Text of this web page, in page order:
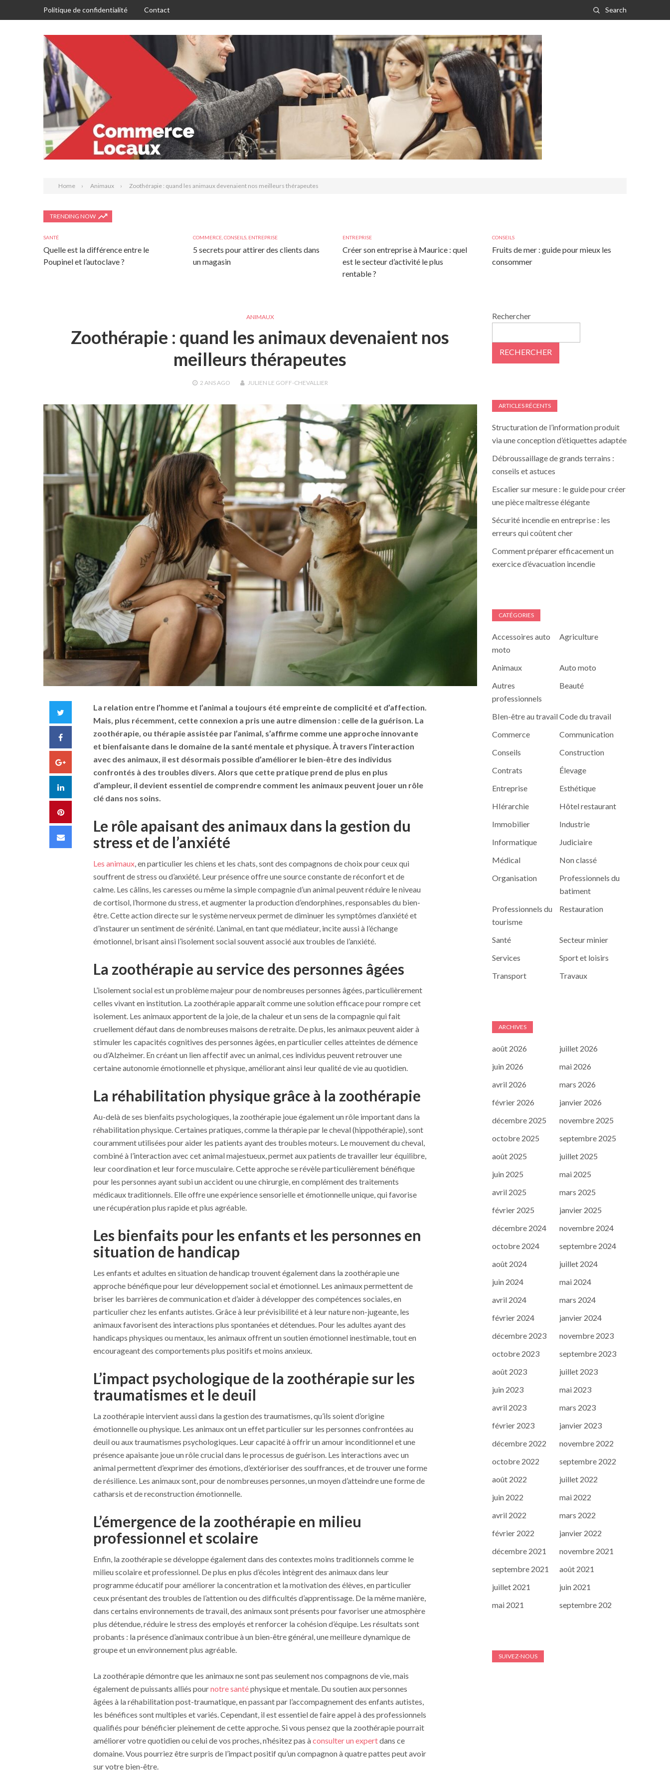
Politique de confidentialité Contact Search
Home Animaux Zoothérapie : quand les animaux devenaient nos meilleurs thérapeutes
TRENDING NOW
SANTÉ
Quelle est la différence entre le
Poupinel et l’autoclave ?
COMMERCE CONSEILS ENTREPRISE
5 secrets pour attirer des clients dans
un magasin
ENTREPRISE
Créer son entreprise à Maurice : quel
est le secteur d’activité le plus
rentable ?
CONSEILS
Fruits de mer : guide pour mieux les
consommer
ANIMAUX
Zoothérapie : quand les animaux devenaient nos
meilleurs thérapeutes
2 ANSAGO JULIEN LE GOFF-CHEVALLIER
Facebook
Google+
LinkedIn
Pinterest
Email
La relation entre l’homme et l’animal a toujours été empreinte de complicité et d’affection.
Mais, plus récemment, cette connexion a pris une autre dimension : celle de la guérison. La
zoothérapie, ou thérapie assistée par l’animal, s’affirme comme une approche innovante
et bienfaisante dans le domaine de la santé mentale et physique. À travers l’interaction
avec des animaux, il est désormais possible d’améliorer le bien-être des individus
confrontés à des troubles divers. Alors que cette pratique prend de plus en plus
d’ampleur, il devient essentiel de comprendre comment les animaux peuvent jouer un rôle
clé dans nos soins.
Le rôle apaisant des animaux dans la gestion du
stress et de l’anxiété
Les animaux, en particulier les chiens et les chats, sont des compagnons de choix pour ceux qui
souffrent de stress ou d’anxiété. Leur présence offre une source constante de réconfort et de
calme. Les câlins, les caresses ou même la simple compagnie d’un animal peuvent réduire le niveau
de cortisol, l’hormone du stress, et augmenter la production d’endorphines, responsables du bien-
être. Cette action directe sur le système nerveux permet de diminuer les symptômes d’anxiété et
d’instaurer un sentiment de sérénité. L’animal, en tant que médiateur, incite aussi à l’échange
émotionnel, brisant ainsi l’isolement social souvent associé aux troubles de l’anxiété.
La zoothérapie au service des personnes âgées
L’isolement social est un problème majeur pour de nombreuses personnes âgées, particulièrement
celles vivant en institution. La zoothérapie apparaît comme une solution efficace pour rompre cet
isolement. Les animaux apportent de la joie, de la chaleur et un sens de la compagnie qui fait
cruellement défaut dans de nombreuses maisons de retraite. De plus, les animaux peuvent aider à
stimuler les capacités cognitives des personnes âgées, en particulier celles atteintes de démence
ou d’Alzheimer. En créant un lien affectif avec un animal, ces individus peuvent retrouver une
certaine autonomie émotionnelle et physique, améliorant ainsi leur qualité de vie au quotidien.
La réhabilitation physique grâce à la zoothérapie
Au-delà de ses bienfaits psychologiques, la zoothérapie joue également un rôle important dans la
réhabilitation physique. Certaines pratiques, comme la thérapie par le cheval (hippothérapie), sont
couramment utilisées pour aider les patients ayant des troubles moteurs. Le mouvement du cheval,
combiné à l’interaction avec cet animal majestueux, permet aux patients de travailler leur équilibre,
leur coordination et leur force musculaire. Cette approche se révèle particulièrement bénéfique
pour les personnes ayant subi un accident ou une chirurgie, en complément des traitements
médicaux traditionnels. Elle offre une expérience sensorielle et émotionnelle unique, qui favorise
une récupération plus rapide et plus agréable.
Les bienfaits pour les enfants et les personnes en
situation de handicap
Les enfants et adultes en situation de handicap trouvent également dans la zoothérapie une
approche bénéfique pour leur développement social et émotionnel. Les animaux permettent de
briser les barrières de communication et d’aider à développer des compétences sociales, en
particulier chez les enfants autistes. Grâce à leur prévisibilité et à leur nature non-jugeante, les
animaux favorisent des interactions plus spontanées et détendues. Pour les adultes ayant des
handicaps physiques ou mentaux, les animaux offrent un soutien émotionnel inestimable, tout en
encourageant des comportements plus positifs et moins anxieux.
L’impact psychologique de la zoothérapie sur les
traumatismes et le deuil
La zoothérapie intervient aussi dans la gestion des traumatismes, qu’ils soient d’origine
émotionnelle ou physique. Les animaux ont un effet particulier sur les personnes confrontées au
deuil ou aux traumatismes psychologiques. Leur capacité à offrir un amour inconditionnel et une
présence apaisante joue un rôle crucial dans le processus de guérison. Les interactions avec un
animal permettent d’exprimer des émotions, d’extérioriser des souffrances, et de trouver une forme
de résilience. Les animaux sont, pour de nombreuses personnes, un moyen d’atteindre une forme de
catharsis et de reconstruction émotionnelle.
L’émergence de la zoothérapie en milieu
professionnel et scolaire
Enfin, la zoothérapie se développe également dans des contextes moins traditionnels comme le
milieu scolaire et professionnel. De plus en plus d’écoles intègrent des animaux dans leur
programme éducatif pour améliorer la concentration et la motivation des élèves, en particulier
ceux présentant des troubles de l’attention ou des difficultés d’apprentissage. De la même manière,
dans certains environnements de travail, des animaux sont présents pour favoriser une atmosphère
plus détendue, réduire le stress des employés et renforcer la cohésion d’équipe. Les résultats sont
probants : la présence d’animaux contribue à un bien-être général, une meilleure dynamique de
groupe et un environnement plus agréable.
La zoothérapie démontre que les animaux ne sont pas seulement nos compagnons de vie, mais
également de puissants alliés pournotre santéphysique et mentale. Du soutien aux personnes
âgées à la réhabilitation post-traumatique, en passant par l’accompagnement des enfants autistes,
les bénéfices sont multiples et variés. Cependant, il est essentiel de faire appel à des professionnels
qualifiés pour bénéficier pleinement de cette approche. Si vous pensez que la zoothérapie pourrait
améliorer votre quotidien ou celui de vos proches, n’hésitez pas àconsulter un expertdans ce
domaine. Vous pourriez être surpris de l’impact positif qu’un compagnon à quatre pattes peut avoir
sur votre bien-être.
Rechercher
RECHERCHER
ARTICLES RÉCENTS
Structuration de l’information produit
via une conception d’étiquettes adaptée
Débroussaillage de grands terrains :
conseils et astuces
Escalier sur mesure : le guide pour créer
une pièce maîtresse élégante
Sécurité incendie en entreprise : les
erreurs qui coûtent cher
Comment préparer efficacement un
exercice d’évacuation incendie
CATÉGORIES
Accessoires auto
moto
Agriculture
Animaux
Auto moto
Autres
professionnels
Beauté
BIen-être au travailCode du travail
Commerce
Communication
Conseils
Construction
Contrats
Élevage
Entreprise
Esthétique
HIérarchie
Hôtel restaurant
Immobilier
Industrie
Informatique
Judiciaire
Médical
Non classé
Organisation
Professionnels du
batiment
Professionnels du
tourisme
Restauration
Santé
Secteur minier
Services
Sport et loisirs
Transport
Travaux
ARCHIVES
août 2026
juillet 2026
juin 2026
mai 2026
avril 2026
mars 2026
février 2026
janvier 2026
décembre 2025
novembre 2025
octobre 2025
septembre 2025
août 2025
juillet 2025
juin 2025
mai 2025
avril 2025
mars 2025
février 2025
janvier 2025
décembre 2024
novembre 2024
octobre 2024
septembre 2024
août 2024
juillet 2024
juin 2024
mai 2024
avril 2024
mars 2024
février 2024
janvier 2024
décembre 2023
novembre 2023
octobre 2023
septembre 2023
août 2023
juillet 2023
juin 2023
mai 2023
avril 2023
mars 2023
février 2023
janvier 2023
décembre 2022
novembre 2022
octobre 2022
septembre 2022
août 2022
juillet 2022
juin 2022
mai 2022
avril 2022
mars 2022
février 2022
janvier 2022
décembre 2021
novembre 2021
septembre 2021
août 2021
juillet 2021
juin 2021
mai 2021
septembre 202
SUIVEZ-NOUS